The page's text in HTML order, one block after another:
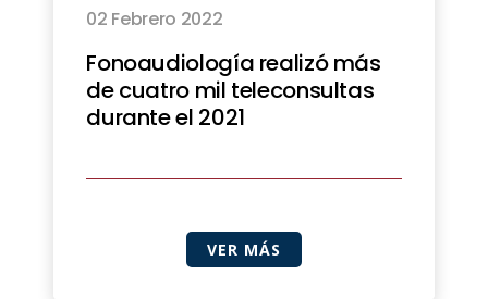
02 Febrero 2022
Fonoaudiología realizó más
de cuatro mil teleconsultas
durante el 2021
VER MÁS